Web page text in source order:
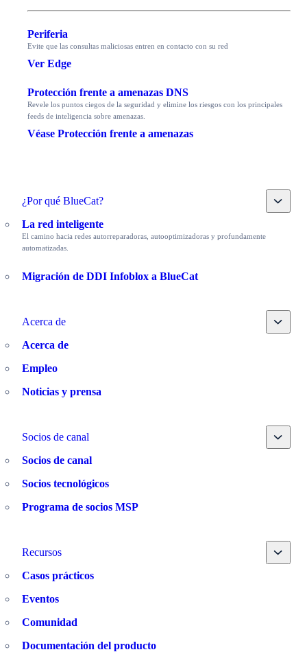
Periferia
Evite que las consultas maliciosas entren en contacto con su red
Ver Edge
Protección frente a amenazas DNS
Revele los puntos ciegos de la seguridad y elimine los riesgos con los principales
feeds de inteligencia sobre amenazas.
Véase Protección frente a amenazas
¿Por qué BlueCat? Toggle
La red inteligente
El camino hacia redes autorreparadoras, autooptimizadoras y profundamente
automatizadas.
Migración de DDI Infoblox a BlueCat
Acerca de Toggle
Acerca de
Empleo
Noticias y prensa
Socios de canal Toggle
Socios de canal
Socios tecnológicos
Programa de socios MSP
Recursos Toggle
Casos prácticos
Eventos
Comunidad
Documentación del producto